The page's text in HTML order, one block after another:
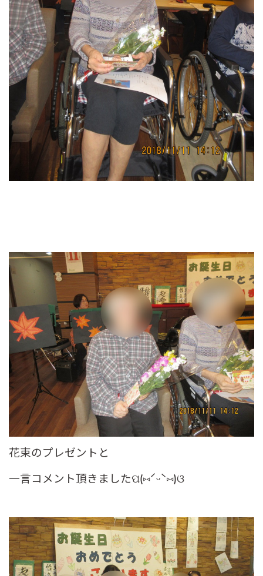
花束のプレゼントと
一言コメント頂きましたପ(⑅ˊᵕˋ⑅)ଓ